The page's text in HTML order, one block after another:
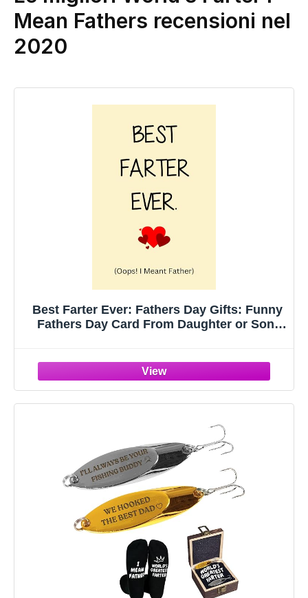
Mean Fathers recensioni nel
2020
Best Farter Ever: Fathers Day Gifts: Funny
Fathers Day Card From Daughter or Son: